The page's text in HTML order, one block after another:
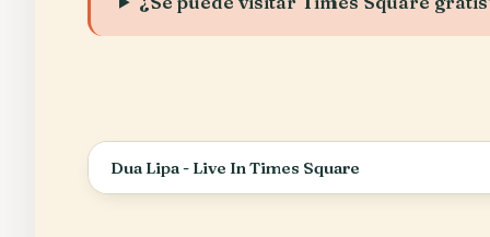
Dua Lipa - Live In Times Square